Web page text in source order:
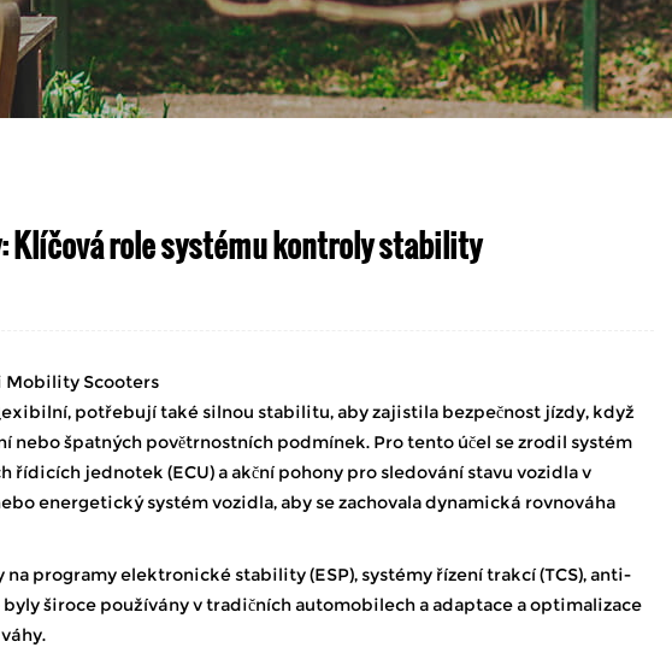
role systému kontroly stability
Mobility Scooters
potřebují také silnou stabilitu, aby zajistila bezpečnost jízdy, když
nebo špatných povětrnostních podmínek. Pro tento účel se zrodil systém
jednotek (ECU) a akční pohony pro sledování stavu vozidla v
energetický systém vozidla, aby se zachovala dynamická rovnováha
programy elektronické stability (ESP), systémy řízení trakcí (TCS), anti-
široce používány v tradičních automobilech a adaptace a optimalizace